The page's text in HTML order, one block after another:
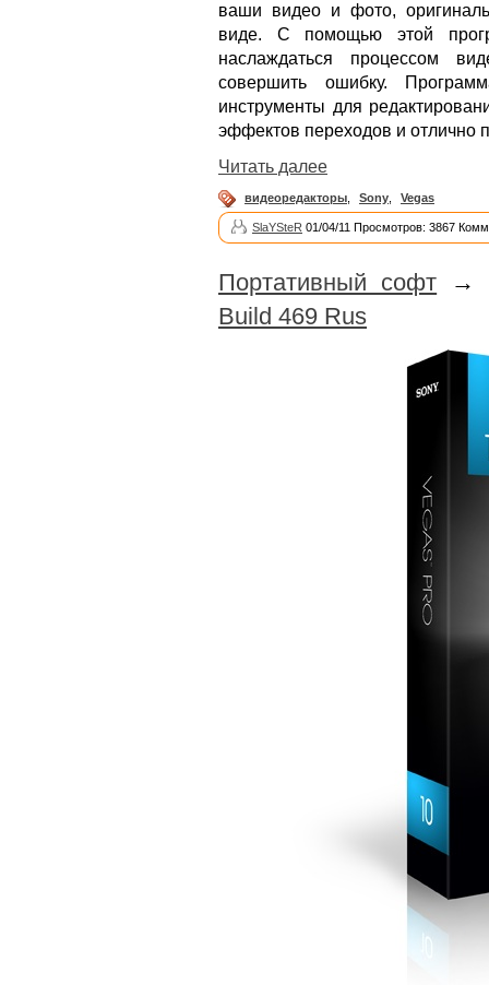
ваши видео и фото,
виде. С помощью этой
наслаждаться процессом
совершить ошибку.
инструменты для
эффектов переходов и отлично
Читать далее
видеоредакторы Sony Vegas
SlaYSteR 01/04/11 Просмотров: 3867
Портативный софт →
Build 469 Rus